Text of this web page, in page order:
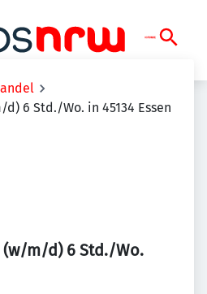
6 Std./Wo. in 45134 Essen
m/d) 6 Std./Wo.